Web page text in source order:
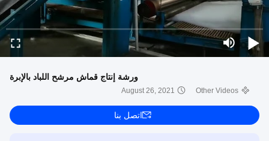
ورشة إنتاج قماش مرشح اللباد بالإبرة
Other Videos
August 26, 2021
اتصل بنا